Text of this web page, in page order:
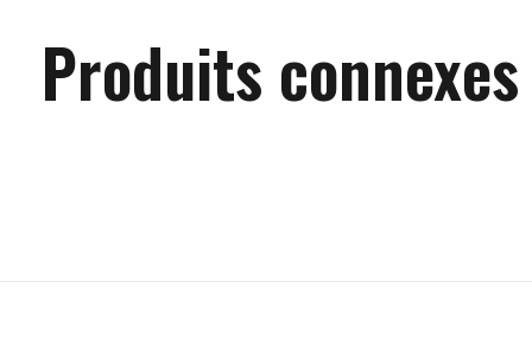
Produits connexes